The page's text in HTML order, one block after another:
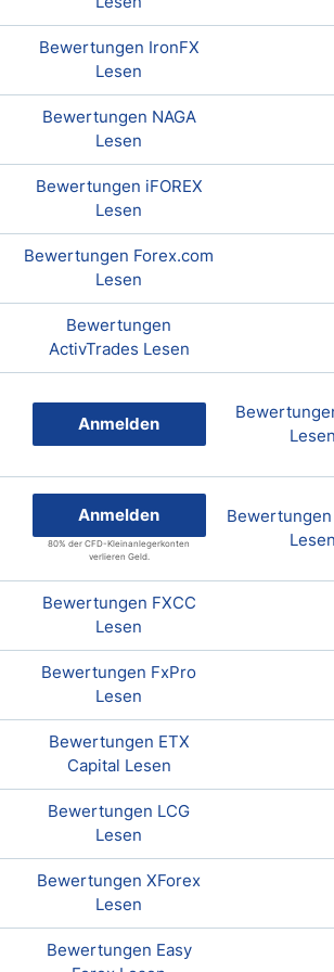
Bewertungen IronFX
Lesen
Bewertungen NAGA
Lesen
Bewertungen iFOREX
Lesen
Bewertungen Forex.com
Lesen
Bewertungen
ActivTrades Lesen
Anmelden
Anmelden
80% der CFD-Kleinanlegerkonten
verlieren Geld.
Bewertungen FXCC
Lesen
Bewertungen FxPro
Lesen
Bewertungen ETX
Capital Lesen
Bewertungen LCG
Lesen
Bewertungen XForex
Lesen
Bewertungen Easy